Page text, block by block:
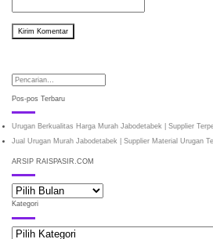
Pos-pos Terbaru
Urugan Berkualitas Harga Murah Jabodetabek | Supplier
Jual Urugan Murah Jabodetabek | Supplier Material Urugan
ARSIP RAISPASIR.COM
ARSIP
RAISPASIR.COM
Kategori
Kategori